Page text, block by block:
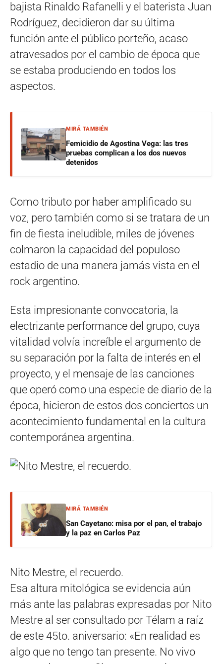
bajista Rinaldo Rafanelli y el baterista Juan
Rodríguez, decidieron dar su última
función ante el público porteño, acaso
atravesados por el cambio de época que
se estaba produciendo en todos los
aspectos.
MIRÁ TAMBIÉN
Femicidio de Agostina Vega: las tres
pruebas complican a los dos nuevos
detenidos
Como tributo por haber amplificado su
voz, pero también como si se tratara de un
fin de fiesta ineludible, miles de jóvenes
colmaron la capacidad del populoso
estadio de una manera jamás vista en el
rock argentino.
Esta impresionante convocatoria, la
electrizante performance del grupo, cuya
vitalidad volvía increíble el argumento de
su separación por la falta de interés en el
proyecto, y el mensaje de las canciones
que operó como una especie de diario de la
época, hicieron de estos dos conciertos un
acontecimiento fundamental en la cultura
contemporánea argentina.
MIRÁ TAMBIÉN
San Cayetano: misa por el pan, el trabajo
y la paz en Carlos Paz
Nito Mestre, el recuerdo.
Esa altura mitológica se evidencia aún
más ante las palabras expresadas por Nito
Mestre al ser consultado por Télam a raíz
de este 45to. aniversario: «En realidad es
algo que no tengo tan presente. No vivo